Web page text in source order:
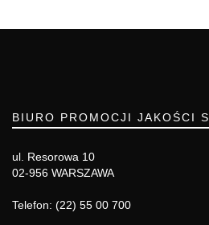
BIURO PROMOCJI JAKOŚCI
ul. Resorowa 10
02-956 WARSZAWA
Telefon: (22) 55 00 700